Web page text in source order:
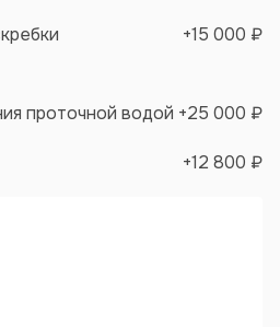
+15 000 ₽
проточной водой +25 000 ₽
+12 800 ₽